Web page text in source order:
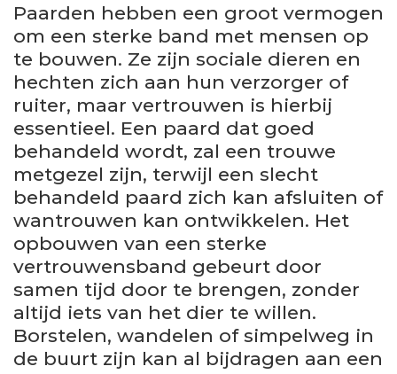
Paarden hebben een groot vermogen
om een sterke band met mensen op
te bouwen. Ze zijn sociale dieren en
hechten zich aan hun verzorger of
ruiter, maar vertrouwen is hierbij
essentieel. Een paard dat goed
behandeld wordt, zal een trouwe
metgezel zijn, terwijl een slecht
behandeld paard zich kan afsluiten of
wantrouwen kan ontwikkelen. Het
opbouwen van een sterke
vertrouwensband gebeurt door
samen tijd door te brengen, zonder
altijd iets van het dier te willen.
Borstelen, wandelen of simpelweg in
de buurt zijn kan al bijdragen aan een